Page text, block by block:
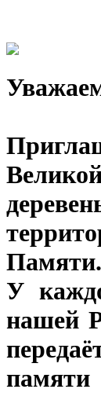
Памяти.
У
нашей